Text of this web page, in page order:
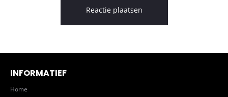
INFORMATIEF
Home